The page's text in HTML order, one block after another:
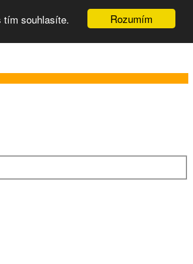
Rozumím
tím souhlasíte.